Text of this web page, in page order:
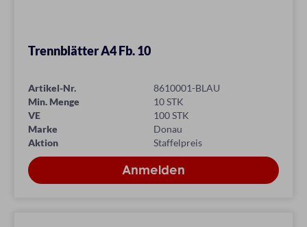
Trennblätter A4 Fb. 10
Artikel-Nr.
8610001-BLAU
Min. Menge
10 STK
VE
100 STK
Marke
Donau
Aktion
Staffelpreis